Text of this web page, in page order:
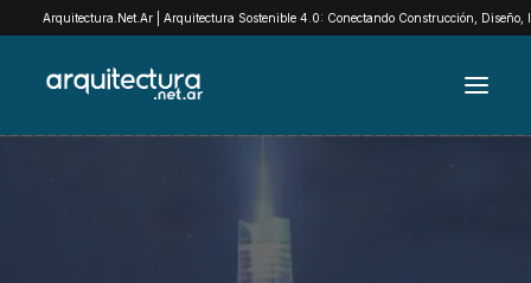
Arquitectura.Net.Ar | Arquitectura Sostenible 4.0: Conectando Construcción,